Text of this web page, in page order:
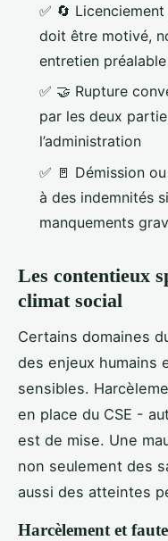
✅ 🔄
doit être motivé,
entretien préalable
✅ 🤝 Rupture
par les deux
l’administration
✅ 🚪 Démission
à des indemnités
manquements
Les contentieux
climat social
Certains domaines
des enjeux humains
sensibles.
en place du CSE -
est de mise. Une
non seulement des
aussi des atteintes
Harcèlement et